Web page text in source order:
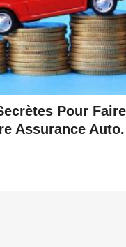
Pour
Assurance Auto.